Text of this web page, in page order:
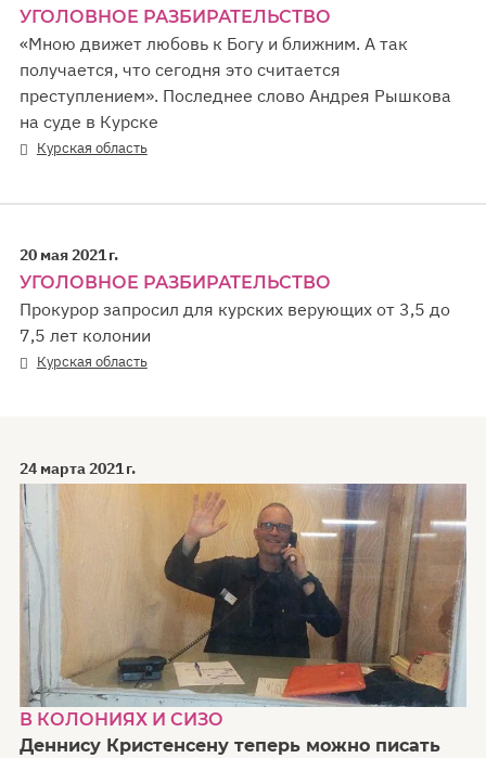
УГОЛОВНОЕ РАЗБИРАТЕЛЬСТВО
«Мною движет любовь к Богу и ближним. А так
получается, что сегодня это считается
преступлением». Последнее слово Андрея Рышкова
на суде в Курске
Курская область
20 мая 2021 г.
УГОЛОВНОЕ РАЗБИРАТЕЛЬСТВО
Прокурор запросил для курских верующих от 3,5 до
7,5 лет колонии
Курская область
24 марта 2021 г.
В КОЛОНИЯХ И СИЗО
Деннису Кристенсену теперь можно писать